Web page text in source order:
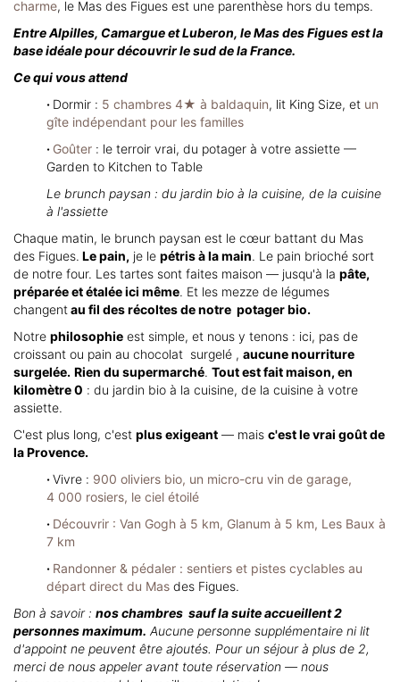
charme, le Mas des Figues est une parenthèse hors du temps.
Entre Alpilles, Camargue et Luberon, le Mas des Figues est la
base idéale pour découvrir le sud de la France.
Ce qui vous attend
· Dormir : 5 chambres 4★ à baldaquin, lit King Size, et un
gîte indépendant pour les familles
· Goûter : le terroir vrai, du potager à votre assiette —
Garden to Kitchen to Table
Le brunch paysan : du jardin bio à la cuisine, de la cuisine
à l'assiette
Chaque matin, le brunch paysan est le cœur battant du Mas
des Figues. Le pain, je le pétris à la main. Le pain brioché sort
de notre four. Les tartes sont faites maison — jusqu'à la pâte,
préparée et étalée ici même. Et les mezze de légumes
changentau fil des récoltes de notre potager bio.
Notre philosophie est simple, et nous y tenons : ici, pas de
croissant ou pain au chocolat surgelé , aucune nourriture
surgelée. Rien du supermarché. Tout est fait maison, en
kilomètre 0 : du jardin bio à la cuisine, de la cuisine à votre
assiette.
C'est plus long, c'est plus exigeant — mais c'est le vrai goût de
la Provence.
·Vivre : 900 oliviers bio, un micro-cru vin de garage,
4 000 rosiers, le ciel étoilé
· Découvrir : Van Gogh à 5 km, Glanum à 5 km, Les Baux à
7 km
· Randonner & pédaler : sentiers et pistes cyclables au
départ direct du Mas des Figues.
Bon à savoir : nos chambres sauf la suite accueillent 2
personnes maximum. Aucune personne supplémentaire ni lit
d'appoint ne peuvent être ajoutés. Pour un séjour à plus de 2,
merci de nous appeler avant toute réservation — nous